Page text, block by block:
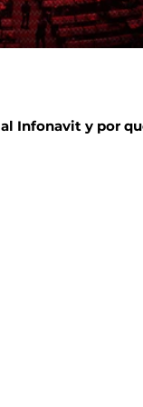
Infonavit y por